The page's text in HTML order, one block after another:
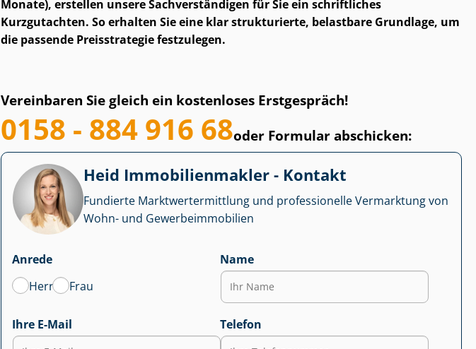
Monate), erstellen unsere Sach­ver­stän­di­gen für Sie ein schriftliches
Kurzgutachten. So erhalten Sie eine klar strukturierte, belastbare Grundlage, um
die passende Preisstrategie festzulegen.
Vereinbaren Sie gleich ein kostenloses Erstgespräch!
0158 - 884 916 68oder Formular abschicken:
Heid Im­mo­bi­li­en­mak­ler - Kontakt
Fundierte Markt­wert­ermitt­lung und professionelle Vermarktung von
Wohn- und Ge­wer­be­im­mo­bi­li­en
Anrede
Herr
Frau
Name
Ihre E-Mail Telefon